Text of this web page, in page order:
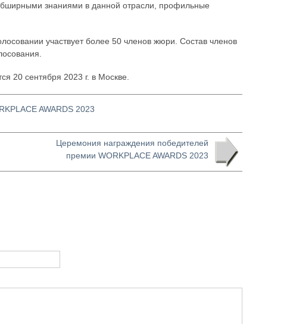
знаниями в данной отрасли, профильные
участвует более 50 членов жюри. Состав членов
20 сентября 2023 г. в Москве.
AWARDS 2023
Церемония награждения победителей
премии WORKPLACE AWARDS 2023